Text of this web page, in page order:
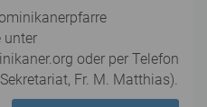
unter
oder per Telefon
Fr. M. Matthias).